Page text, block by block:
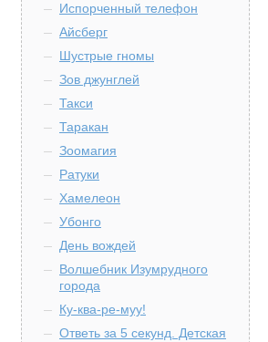
Испорченный телефон
Айсберг
Шустрые гномы
Зов джунглей
Такси
Таракан
Зоомагия
Ратуки
Хамелеон
Убонго
День вождей
Волшебник Изумрудного
города
Ку-ква-ре-муу!
Ответь за 5 секунд. Детская